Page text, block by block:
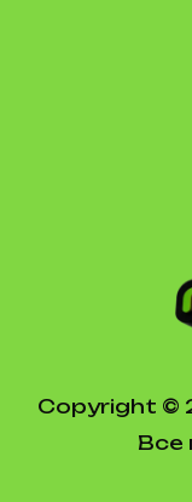
Copyright ©
Все